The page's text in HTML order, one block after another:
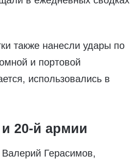
также нанесли удары по
и портовой
использовались в
20‑й армии
Герасимов,